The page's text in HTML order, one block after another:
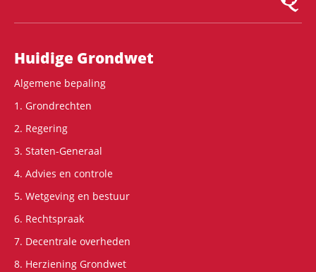
Hoofdnavigatie
Huidige Grondwet
Algemene bepaling
1. Grondrechten
2. Regering
3. Staten-Generaal
4. Advies en controle
5. Wetgeving en bestuur
6. Rechtspraak
7. Decentrale overheden
8. Herziening Grondwet